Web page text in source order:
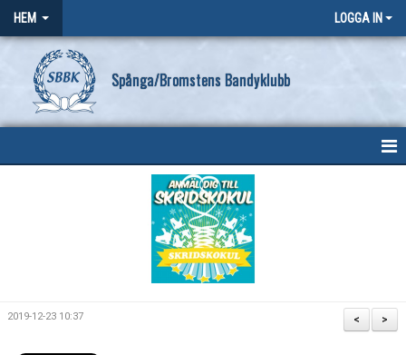
HEM LOGGA IN
Spånga/Bromstens Bandyklubb
>
<
2019-12-23 10:37